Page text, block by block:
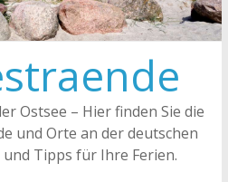
Ostsee – Hier finden Sie die
und Orte an der deutschen
Tipps für Ihre Ferien.